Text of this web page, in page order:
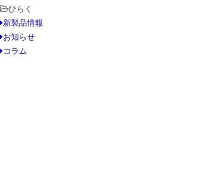
ひらく
新製品情報
お知らせ
コラム